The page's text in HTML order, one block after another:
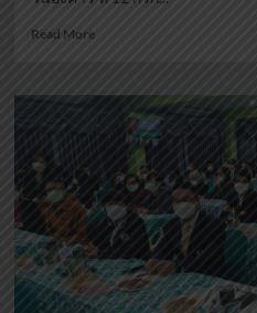
สำหรับ
ข้าราชการ
บุคลากร
ทางการ
Read MoreRead
ประชุม
หารือ
แนวทาง
ขับ
เคลื่อน
ศูนย์
เรียน
รู้